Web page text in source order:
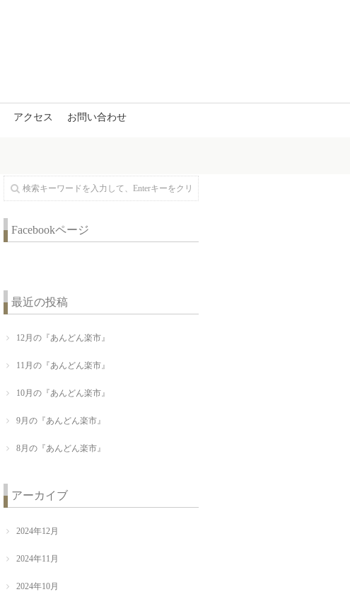
アクセス お問い合わせ
Facebookページ
最近の投稿
12月の『あんどん楽市』
11月の『あんどん楽市』
10月の『あんどん楽市』
9月の『あんどん楽市』
8月の『あんどん楽市』
アーカイブ
2024年12月
2024年11月
2024年10月